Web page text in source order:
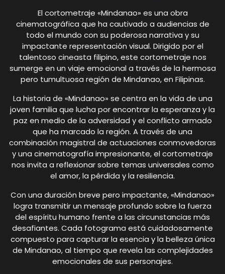
El cortometraje «Mindanao» es una obra
cinematográfica que ha cautivado a audiencias de
todo el mundo con su poderosa narrativa y su
impactante representación visual. Dirigido por el
talentoso cineasta filipino, este cortometraje nos
sumerge en un viaje emocional a través de la hermosa
pero tumultuosa región de Mindanao, en Filipinas.
La historia de «Mindanao» se centra en la vida de una
joven familia que lucha por encontrar la esperanza y la
paz en medio de la adversidad y el conflicto armado
que ha marcado la región. A través de una
combinación magistral de actuaciones conmovedoras
y una cinematografía impresionante, el cortometraje
nos invita a reflexionar sobre temas universales como
el amor, la pérdida y la resiliencia.
Con una duración breve pero impactante, «Mindanao»
logra transmitir un mensaje profundo sobre la fuerza
del espíritu humano frente a las circunstancias más
desafiantes. Cada fotograma está cuidadosamente
compuesto para capturar la esencia y la belleza única
de Mindanao, al tiempo que revela las complejidades
emocionales de sus personajes.